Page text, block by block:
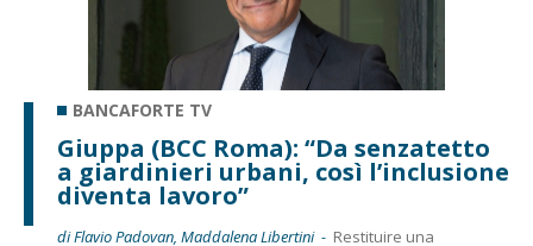
BANCAFORTE TV
Giuppa (BCC Roma): “Da senzatetto
a giardinieri urbani, così l’inclusione
diventa lavoro”
di Flavio Padovan, Maddalena Libertini - Restituire una